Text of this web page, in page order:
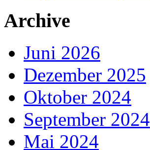
Archive
Juni 2026
Dezember 2025
Oktober 2024
September 2024
Mai 2024